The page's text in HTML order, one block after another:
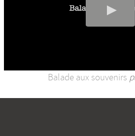
Balade aux souvenirs